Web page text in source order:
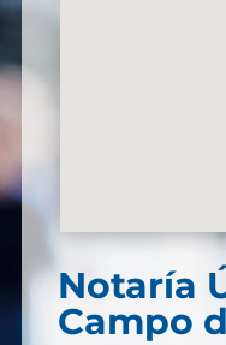
Notaría
Campo